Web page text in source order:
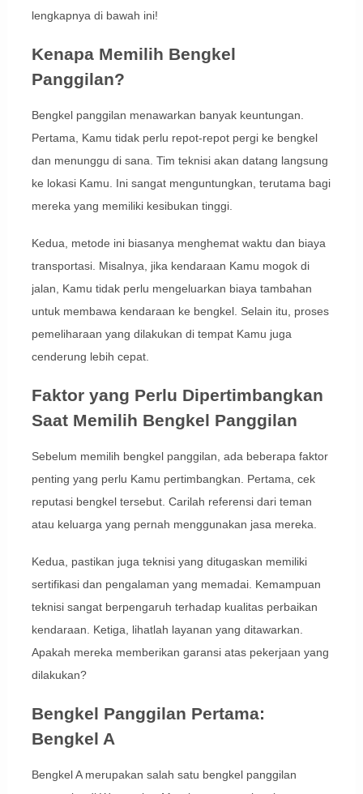
lengkapnya di bawah ini!
Kenapa Memilih Bengkel
Panggilan?
Bengkel panggilan menawarkan banyak keuntungan.
Pertama, Kamu tidak perlu repot-repot pergi ke bengkel
dan menunggu di sana. Tim teknisi akan datang langsung
ke lokasi Kamu. Ini sangat menguntungkan, terutama bagi
mereka yang memiliki kesibukan tinggi.
Kedua, metode ini biasanya menghemat waktu dan biaya
transportasi. Misalnya, jika kendaraan Kamu mogok di
jalan, Kamu tidak perlu mengeluarkan biaya tambahan
untuk membawa kendaraan ke bengkel. Selain itu, proses
pemeliharaan yang dilakukan di tempat Kamu juga
cenderung lebih cepat.
Faktor yang Perlu Dipertimbangkan
Saat Memilih Bengkel Panggilan
Sebelum memilih bengkel panggilan, ada beberapa faktor
penting yang perlu Kamu pertimbangkan. Pertama, cek
reputasi bengkel tersebut. Carilah referensi dari teman
atau keluarga yang pernah menggunakan jasa mereka.
Kedua, pastikan juga teknisi yang ditugaskan memiliki
sertifikasi dan pengalaman yang memadai. Kemampuan
teknisi sangat berpengaruh terhadap kualitas perbaikan
kendaraan. Ketiga, lihatlah layanan yang ditawarkan.
Apakah mereka memberikan garansi atas pekerjaan yang
dilakukan?
Bengkel Panggilan Pertama:
Bengkel A
Bengkel A merupakan salah satu bengkel panggilan